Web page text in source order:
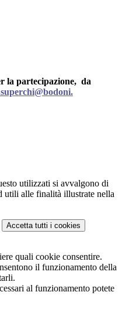
la partecipazione, da
utilizzati si avvalgono di
utili alle finalità illustrate nella
Accetta tutti i cookies
quali cookie consentire.
il funzionamento della
al funzionamento potete